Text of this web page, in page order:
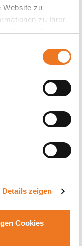
Website zu
zu Ihrer
Partner für
mit
bereitgestellt
der Dienste
Details zeigen
Cookies